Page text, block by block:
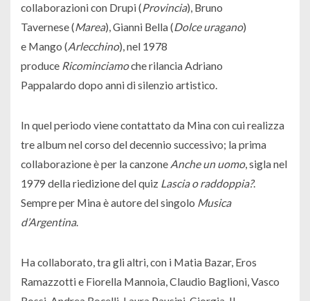
collaborazioni con Drupi (Provincia), Bruno
Tavernese (Marea), Gianni Bella (Dolce uragano)
e Mango (Arlecchino), nel 1978
produce Ricominciamoche rilancia Adriano
Pappalardo dopo anni di silenzio artistico.
In quel periodo viene contattato da Mina con cui realizza
tre album nel corso del decennio successivo; la prima
collaborazione è per la canzone Anche un uomo, sigla nel
1979 della riedizione del quiz Lascia o raddoppia?.
Sempre per Mina è autore del singolo Musica
d’Argentina.
Ha collaborato, tra gli altri, con i Matia Bazar, Eros
Ramazzotti e Fiorella Mannoia, Claudio Baglioni, Vasco